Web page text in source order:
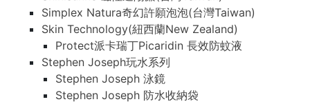
Simplex Natura奇幻許願泡泡(台灣Taiwan)
Skin Technology(紐西蘭New Zealand)
Protect派卡瑞丁Picaridin 長效防蚊液
Stephen Joseph玩水系列
Stephen Joseph 泳鏡
Stephen Joseph 防水收納袋